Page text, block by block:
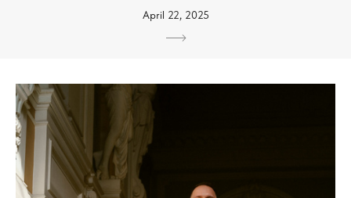
April 22, 2025